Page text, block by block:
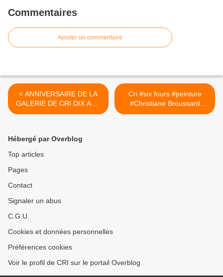
Commentaires
Ajouter un commentaire
< ANNIVERSAIRE DE LA
GALERIE DE CRI DIX ANS
MERCI A TOUS DE VOTRE
Cri #six fours #peinture
#Christiane Broussard
#lagaleriedecri >
Hébergé par Overblog
Top articles
Pages
Contact
Signaler un abus
C.G.U.
Cookies et données personnelles
Préférences cookies
Voir le profil de CRI sur le portail Overblog